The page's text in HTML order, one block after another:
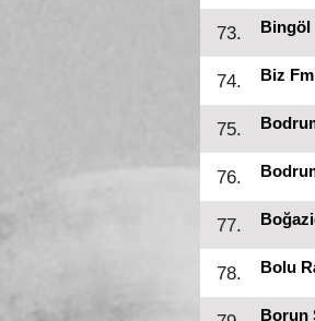
73. Bingöl
74. Biz Fm
75.
76.
77.
78. Bolu
Borun